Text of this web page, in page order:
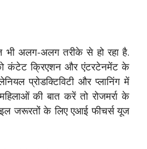
अलग-अलग तरीके से हो रहा है.
कंटेट क्रिएशन और एंटरटेनमेंट के
प्रोडक्टिविटी और प्लानिंग में
की बात करें तो रोजमर्रा के
जरूरतों के लिए एआई फीचर्स यूज